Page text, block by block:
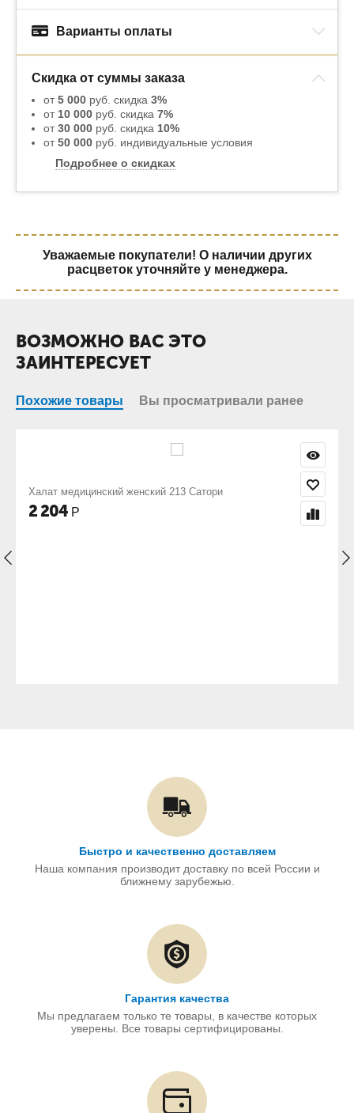
Варианты оплаты
Скидка от суммы заказа
от5 000 руб. скидка 3%
от 10 000 руб. скидка 7%
от30 000 руб. скидка 10%
от50 000 руб. индивидуальные условия
Подробнее о скидках
Уважаемые покупатели! О наличии других
расцветок уточняйте у менеджера.
ВОЗМОЖНО ВАС ЭТО
ЗАИНТЕРЕСУЕТ
Похожие товары Вы просматривали ранее
Сатори Куртка повара женская М-01 ТиСи
Быстро и качественно доставляем
Наша компания производит доставку по всей России и
ближнему зарубежью.
Гарантия качества
Мы предлагаем только те товары, в качестве которых
уверены. Все товары сертифицированы.